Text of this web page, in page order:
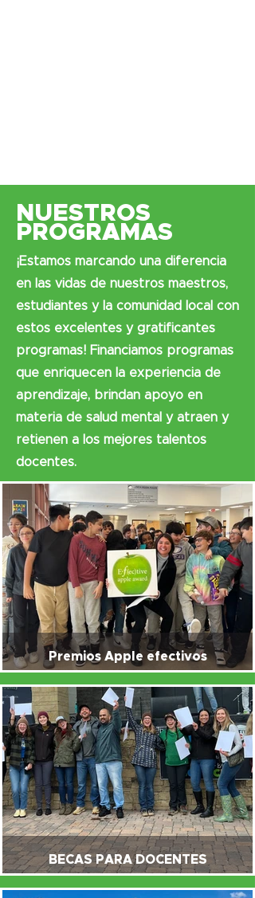
NUESTROS
PROGRAMAS
¡Estamos marcando una diferencia
en las vidas de nuestros maestros,
estudiantes y la comunidad local con
estos excelentes y gratificantes
programas! Financiamos programas
que enriquecen la experiencia de
aprendizaje, brindan apoyo en
materia de salud mental y atraen y
retienen a los mejores talentos
docentes.
Premios Apple efectivos
BECAS PARA DOCENTES